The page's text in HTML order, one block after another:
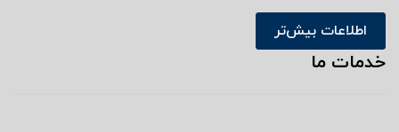
اطلاعات بیش‌تر
خدمات ما